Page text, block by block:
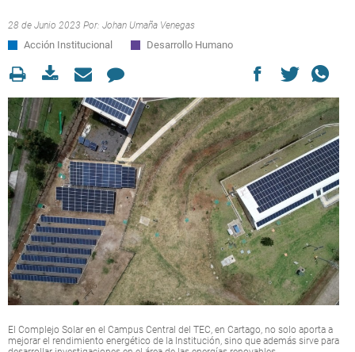
28 de Junio 2023 Por: Johan Umaña Venegas
Acción Institucional Desarrollo Humano
El Complejo Solar en el Campus Central del TEC, en Cartago, no solo aporta a
mejorar el rendimiento energético de la Institución, sino que además sirve para